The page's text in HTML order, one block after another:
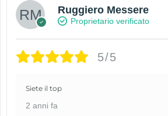
Ruggiero Messere
Proprietario verificato
5/5
Siete il top
2 anni fa